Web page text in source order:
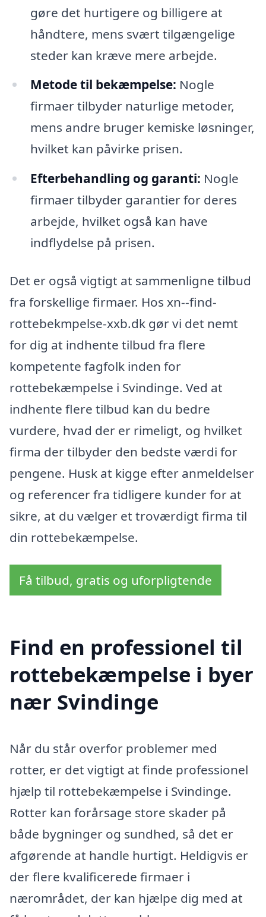
gøre det hurtigere og billigere at
håndtere, mens svært tilgængelige
steder kan kræve mere arbejde.
Metode til bekæmpelse: Nogle
firmaer tilbyder naturlige metoder,
mens andre bruger kemiske løsninger,
hvilket kan påvirke prisen.
Efterbehandling og garanti: Nogle
firmaer tilbyder garantier for deres
arbejde, hvilket også kan have
indflydelse på prisen.
Det er også vigtigt at sammenligne tilbud
fra forskellige firmaer. Hos xn--find-
rottebekmpelse-xxb.dk gør vi det nemt
for dig at indhente tilbud fra flere
kompetente fagfolk inden for
rottebekæmpelse i Svindinge. Ved at
indhente flere tilbud kan du bedre
vurdere, hvad der er rimeligt, og hvilket
firma der tilbyder den bedste værdi for
pengene. Husk at kigge efter anmeldelser
og referencer fra tidligere kunder for at
sikre, at du vælger et troværdigt firma til
din rottebekæmpelse.
Få tilbud, gratis og uforpligtende
Find en professionel til
rottebekæmpelse i byer
nær Svindinge
Når du står overfor problemer med
rotter, er det vigtigt at finde professionel
hjælp til rottebekæmpelse i Svindinge.
Rotter kan forårsage store skader på
både bygninger og sundhed, så det er
afgørende at handle hurtigt. Heldigvis er
der flere kvalificerede firmaer i
nærområdet, der kan hjælpe dig med at